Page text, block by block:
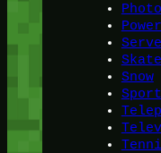
Snow
Sport